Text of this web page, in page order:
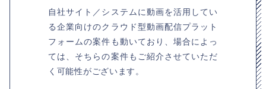
自社サイト／システムに動画を活用してい
る企業向けのクラウド型動画配信プラット
フォームの案件も動いており、場合によっ
ては、そちらの案件もご紹介させていただ
く可能性がございます。